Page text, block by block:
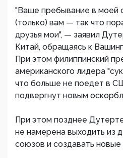
"Ваше пребывание в моей
(только) вам — так что
друзья мои", — заявил
Китай, обращаясь к
При этом филиппинский
американского лидера
что больше не поедет в
подвергнут новым
При этом позднее
не намерена выходить из
союзов и создавать